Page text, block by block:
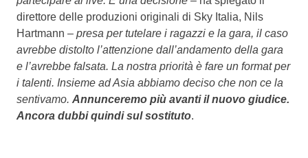
direttore delle produzioni originali di Sky Italia, Nils
Hartmann – presa per tutelare i ragazzi e la gara, il caso
avrebbe distolto l’attenzione dall’andamento della gara
e l’avrebbe falsata. La nostra priorità è fare un format per
i talenti. Insieme ad Asia abbiamo deciso che non ce la
sentivamo. Annunceremo più avanti il nuovo giudice.
Ancora dubbi quindi sul sostituto.